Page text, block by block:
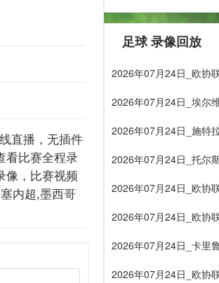
直播，无插件
看比赛全程录
像，比赛视频
内超,墨西哥
足球 录像回放
2026年07月24日_欧协
2026年07月24日_埃尔
2026年07月24日_施特
2026年07月24日_托尔
2026年07月24日_欧协
2026年07月24日_欧协
2026年07月24日_卡里
2026年07月24日_欧协